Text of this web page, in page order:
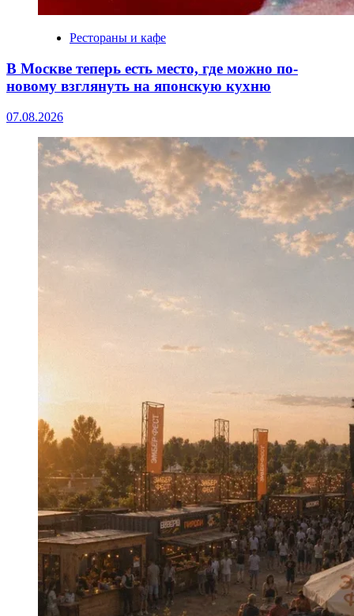
Рестораны и кафе
В Москве теперь есть место, где можно по-
новому взглянуть на японскую кухню
07.08.2026